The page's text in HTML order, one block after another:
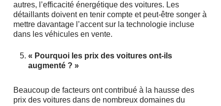
autres, l’efficacité énergétique des voitures. Les
détaillants doivent en tenir compte et peut-être songer à
mettre davantage l’accent sur la technologie incluse
dans les véhicules en vente.
« Pourquoi les prix des voitures ont-ils
augmenté ? »
Beaucoup de facteurs ont contribué à la hausse des
prix des voitures dans de nombreux domaines du